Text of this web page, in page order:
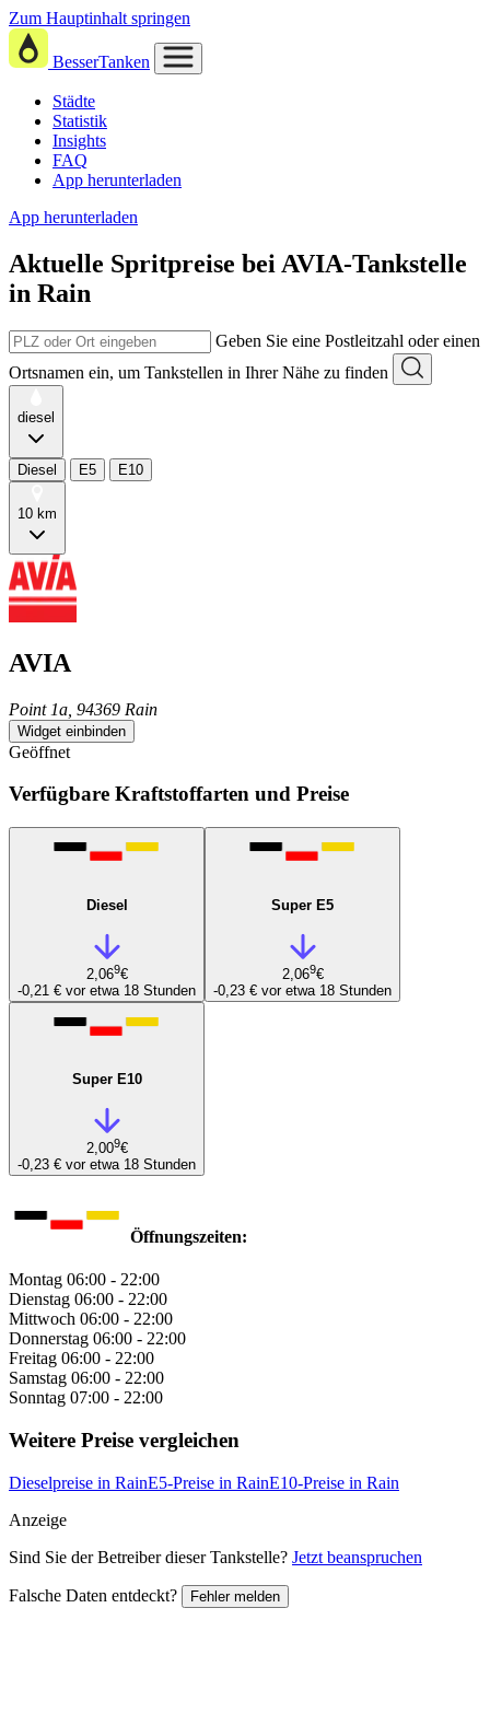
Zum Hauptinhalt springen
BesserTanken
Städte
Statistik
Insights
FAQ
App herunterladen
App herunterladen
Aktuelle Spritpreise bei AVIA-Tankstelle
in Rain
Geben Sie eine Postleitzahl oder einen
Ortsnamen ein, um Tankstellen in Ihrer Nähe zu finden
diesel
Diesel E5 E10
10 km
AVIA
Point 1a, 94369 Rain
Widget einbinden
Geöffnet
Verfügbare Kraftstoffarten und Preise
Diesel
2,069€
-0,21 € vor etwa 18 Stunden
Super E5
2,069€
-0,23 € vor etwa 18 Stunden
Super E10
2,009€
-0,23 € vor etwa 18 Stunden
Öffnungszeiten:
Montag 06:00 - 22:00
Dienstag 06:00 - 22:00
Mittwoch 06:00 - 22:00
Donnerstag 06:00 - 22:00
Freitag 06:00 - 22:00
Samstag 06:00 - 22:00
Sonntag 07:00 - 22:00
Weitere Preise vergleichen
Dieselpreise in RainE5-Preise in RainE10-Preise in Rain
Anzeige
Sind Sie der Betreiber dieser Tankstelle? Jetzt beanspruchen
Falsche Daten entdeckt? Fehler melden